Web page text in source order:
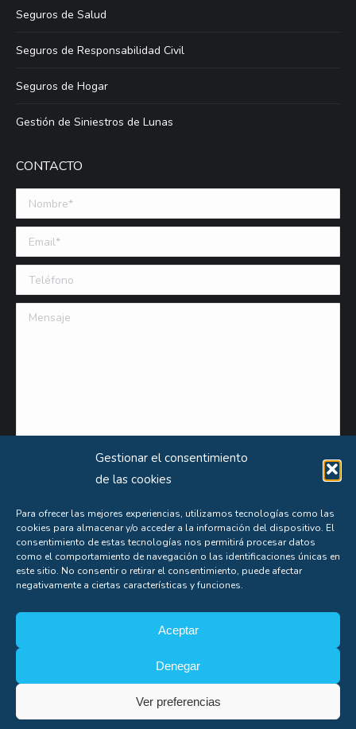
Gestionar el consentimiento
de las cookies
Para ofrecer las mejores experiencias, utilizamos tecnologías como las
cookies para almacenar y/o acceder a la información del dispositivo. El
consentimiento de estas tecnologías nos permitirá procesar datos
como el comportamiento de navegación o las identificaciones únicas en
este sitio. No consentir o retirar el consentimiento, puede afectar
negativamente a ciertas características y funciones.
Aceptar
Denegar
Ver preferencias
Seguros de Salud
Seguros de Responsabilidad Civil
Seguros de Hogar
Gestión de Siniestros de Lunas
CONTACTO
Nombre *
Email (requerido)
Teléfono
Mensaje
Puede obtener información extensa sobre el uso que le damos a sus datos personales
consultando nuestraPolítica de Privacidad.
Aceptas nuestrapolítica de privacidad
Soporte
Copyright© Alfonso Fígares |8web